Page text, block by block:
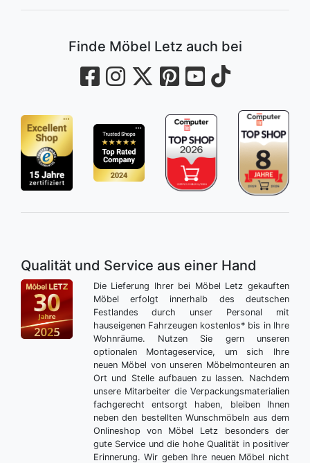
Finde Möbel Letz auch bei
Qualität und Service aus einer Hand
Die Lieferung Ihrer bei Möbel Letz gekauften
Möbel erfolgt innerhalb des deutschen
Festlandes durch unser Personal mit
hauseigenen Fahrzeugen kostenlos* bis in Ihre
Wohnräume. Nutzen Sie gern unseren
optionalen Montageservice, um sich Ihre
neuen Möbel von unseren Möbelmonteuren an
Ort und Stelle aufbauen zu lassen. Nachdem
unsere Mitarbeiter die Verpackungsmaterialien
fachgerecht entsorgt haben, bleiben Ihnen
neben den bestellten Wunschmöbeln aus dem
Onlineshop von Möbel Letz besonders der
gute Service und die hohe Qualität in positiver
Erinnerung. Wir geben Ihre neuen Möbel nicht